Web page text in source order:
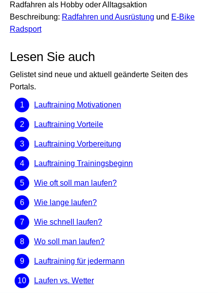
Radfahren als Hobby oder Alltagsaktion
Beschreibung: Radfahren und Ausrüstung und E-Bike
Radsport
Lesen Sie auch
Gelistet sind neue und aktuell geänderte Seiten des
Portals.
Lauftraining Motivationen
Lauftraining Vorteile
Lauftraining Vorbereitung
Lauftraining Trainingsbeginn
Wie oft soll man laufen?
Wie lange laufen?
Wie schnell laufen?
Wo soll man laufen?
Lauftraining für jedermann
Laufen vs. Wetter